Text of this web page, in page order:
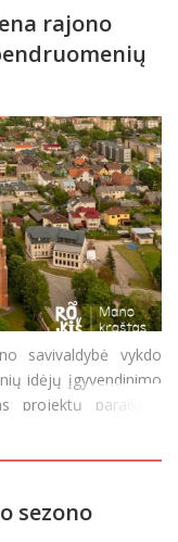
rajono
savivaldybė vykdo
idėjų įgyvendinimo
projektų paraiškas
eurų finansavimą.
sezono